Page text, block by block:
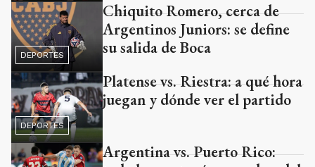
DEPORTES
Chiquito Romero, cerca de
Argentinos Juniors: se define
su salida de Boca
DEPORTES
Platense vs. Riestra: a qué hora
juegan y dónde ver el partido
Argentina vs. Puerto Rico: